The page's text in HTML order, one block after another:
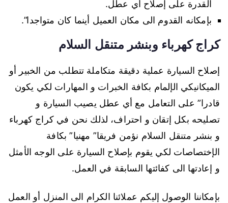
القدرة على إصلاح أي عطل.
بإمكانه القدوم الى مكان العميل أينما كان متواجدا”.
كراج كهرباء وبنشر متنقل السلام
إصلاح السيارة عملية دقيقة متكاملة تتطلب من الخبير أو
الميكانيكي الإلمام بكافة الخبرات و المهارات لكي يكون
قادرا” على التعامل مع أي عطل يصيب السيارة و
تصليحه بكل إتقان و احتراف، لذلك نحن في كراج كهرباء
و بنشر متنقل السلام نؤمن فريقا” مهنيا” بكافة
الإختصاصات لكي يقوم بإصلاح السيارة على الوجه الأمثل
و إعادتها الى كفائتها السابقة في العمل.
بإمكاننا الوصول إليكم عملائنا الكرام الى المنزل أو العمل